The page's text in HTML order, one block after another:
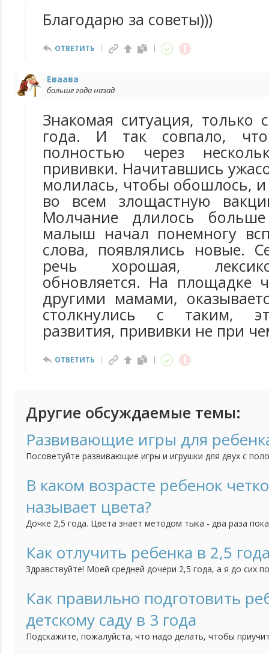
Благодарю за советы)))
ОТВЕТИТЬ
Еваава
больше года назад
Знакомая ситуация, только
года. И так совпало,
полностью через
прививки. Начитавшись
молилась, чтобы обошлось,
во всем злощастную
Молчание длилось
малыш начал понемногу
слова, появлялись новые.
речь хорошая,
обновляется. На площадке
другими мамами,
столкнулись с таким,
развития, прививки не при
ОТВЕТИТЬ
Другие обсуждаемые темы:
Развивающие игры для
Посоветуйте развивающие игры и игрушки для двух с
В каком возрасте ребенок
называет цвета?
Дочке 2,5 года. Цвета знает методом тыка - два раза
все остальные у нее синий, оранжевый. На наводящие
цвет как солнышко - отвечает "желтый" и др.).
Как отлучить ребенка в 2,5
Здравствуйте! Моей средней дочери 2,5 года, а я до сих
бросит. Всю беременность прососала, не отвыкла она и
(третье кесарево) и даже. когда нас с малышкой на 10
Как правильно подготовить
детскому саду в 3 года
Подскажите, пожалуйста, что надо делать, чтобы